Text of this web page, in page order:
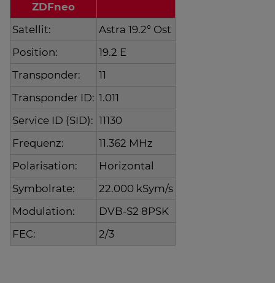
ZDFneo
Satellit:
Astra 19.2° Ost
Position:
19.2 E
Transponder:
11
Transponder ID: 1.011
Service ID (SID): 11130
Frequenz:
11.362 MHz
Polarisation:
Horizontal
Symbolrate:
22.000 kSym/s
Modulation:
DVB-S2 8PSK
FEC:
2/3